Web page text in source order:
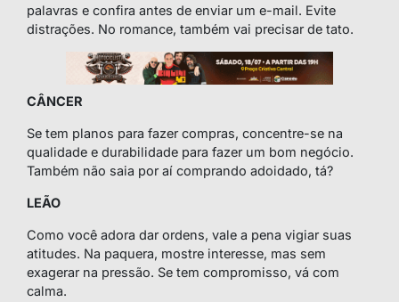
palavras e confira antes de enviar um e-mail. Evite
distrações. No romance, também vai precisar de tato.
CÂNCER
Se tem planos para fazer compras, concentre-se na
qualidade e durabilidade para fazer um bom negócio.
Também não saia por aí comprando adoidado, tá?
LEÃO
Como você adora dar ordens, vale a pena vigiar suas
atitudes. Na paquera, mostre interesse, mas sem
exagerar na pressão. Se tem compromisso, vá com
calma.